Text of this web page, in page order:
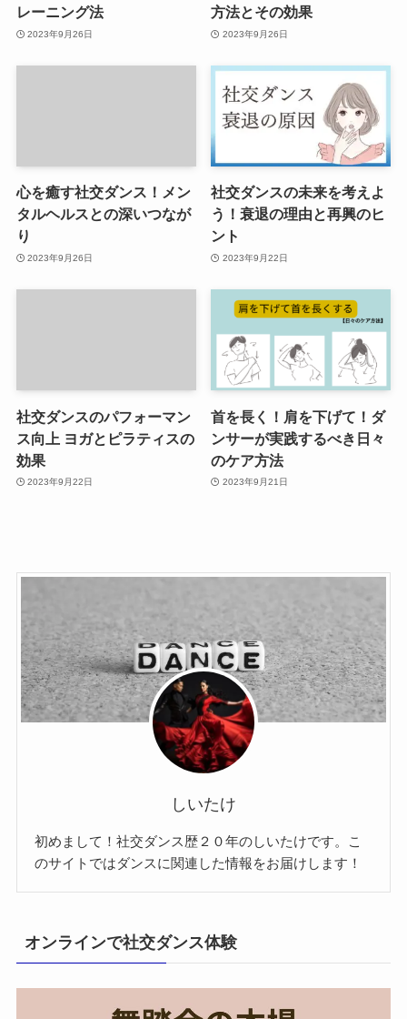
レーニング法
2023年9月26日
方法とその効果
2023年9月26日
心を癒す社交ダンス！メン
タルヘルスとの深いつなが
り
2023年9月26日
社交ダンスの未来を考えよ
う！衰退の理由と再興のヒ
ント
2023年9月22日
社交ダンスのパフォーマン
ス向上 ヨガとピラティスの
効果
2023年9月22日
首を長く！肩を下げて！ダ
ンサーが実践するべき日々
のケア方法
2023年9月21日
しいたけ
初めまして！社交ダンス歴２０年のしいたけです。こ
のサイトではダンスに関連した情報をお届けします！
オンラインで社交ダンス体験